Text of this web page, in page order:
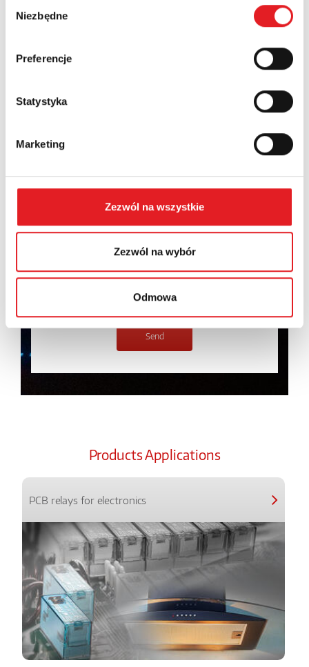
zgody
Niezbędne
Preferencje
Statystyka
Marketing
Zezwól na wszystkie
Zezwól na wybór
Odmowa
Country:
I consent to the processing of my personal data by
Relpol S.A. More information on the processing of
personal data in the Privacy Policy*
I have read thePrivacy Policy*
Products Applications
PCB relays for electronics